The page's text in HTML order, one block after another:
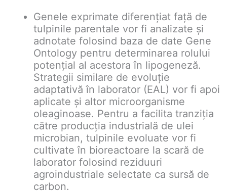
Genele exprimate diferențiat față de
tulpinile parentale vor fi analizate și
adnotate folosind baza de date Gene
Ontology pentru determinarea rolului
potențial al acestora în lipogeneză.
Strategii similare de evoluție
adaptativă în laborator (EAL) vor fi apoi
aplicate și altor microorganisme
oleaginoase. Pentru a facilita tranziția
către producția industrială de ulei
microbian, tulpinile evoluate vor fi
cultivate în bioreactoare la scară de
laborator folosind reziduuri
agroindustriale selectate ca sursă de
carbon.